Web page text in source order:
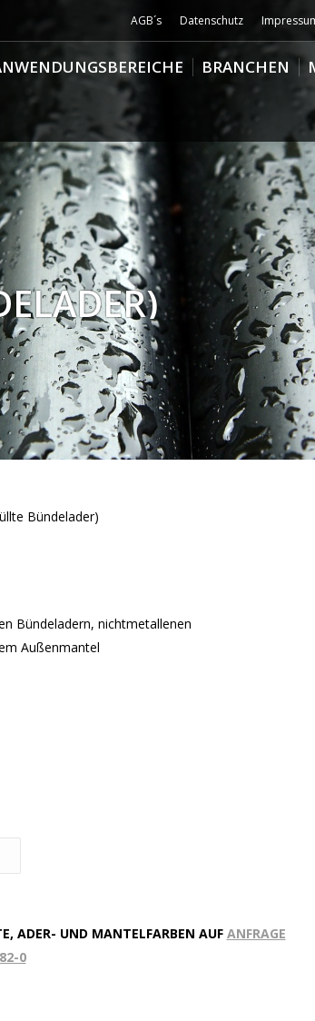
AGB´s Datenschutz
BRANCHEN
Bündelader)
Bündeladern, nichtmetallenen
Außenmantel
ADER- UND MANTELFARBEN AUF ANFRAGE
0